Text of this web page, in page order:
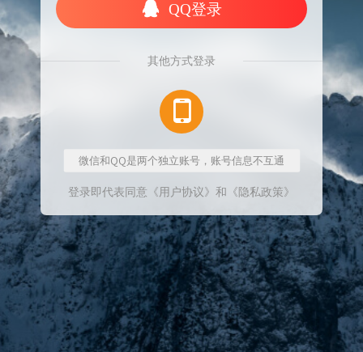
QQ登录
其他方式登录
微信和QQ是两个独立账号，账号信息不互通
登录即代表同意 《用户协议》 和 《隐私政策》